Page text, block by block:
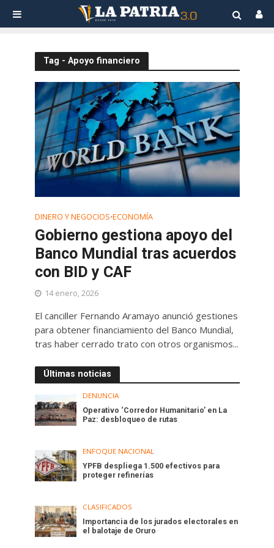
Tag - Apoyo financiero
DINERO Y NEGOCIOS•ECONOMÍA
Gobierno gestiona apoyo del
Banco Mundial tras acuerdos
con BID y CAF
14 enero, 2026
El canciller Fernando Aramayo anunció gestiones
para obtener financiamiento del Banco Mundial,
tras haber cerrado trato con otros organismos...
Últimas noticias
DENUNCIA
Operativo ‘Corredor Humanitario’ en La
Paz: desbloqueo de rutas
ENFOQUE NACIONAL
YPFB despliega 1.500 efectivos para
proteger refinerías
CLASIFICADOS
Importancia de los jurados electorales en
el balotaje de Oruro